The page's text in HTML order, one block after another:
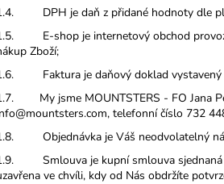
DPH je daň z přidané hodnoty dle
E-shop je internetový obchod
Zboží;
Faktura je daňový doklad vystavený v
My jsme MOUNTSTERS - FO Jana
telefonní číslo 732
Objednávka je Váš neodvolatelný
Smlouva je kupní smlouva sjednaná
ve chvíli, kdy od Nás obdržíte